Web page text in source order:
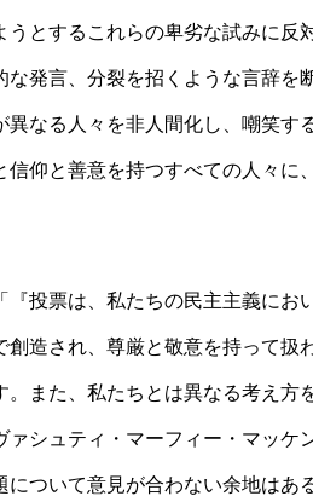
うとするこれらの卑劣な試みに 反
な発言、分裂を招くような言辞を
異なる人々を非人間化し、嘲笑す
信仰と善意を持つすべての人々に
『投票は、私たちの民主主義にお
創造され、尊厳と敬意を持って扱
。また、私たちとは異なる考え方
ァシュティ・マーフィー・ マッケ
ついて意見が合わない余地はあ